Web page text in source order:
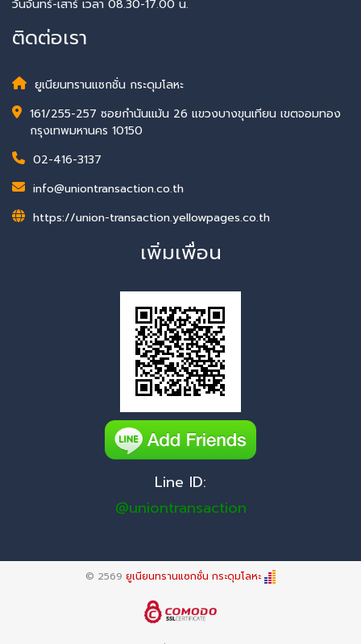
วันจันทร์-เสาร์ เวลา 08.30-17.00 น.
ติดต่อเรา
ยูเนียนทรานแซกชั่น กระดุมโลหะ
161/255-257 ซอยกำนันแม้น 26 แขวงบางขุนเทียน เขตจอมทอง
กรุงเทพมหานคร 10150
02-416-3137
info@uniontransaction.co.th
https://union-transaction.yellowpages.co.th
เพิ่มเพื่อน
Line ID:
@uniontransaction
© 2569 ยูเนียนทรานแซกชั่น กระดุมโลหะ